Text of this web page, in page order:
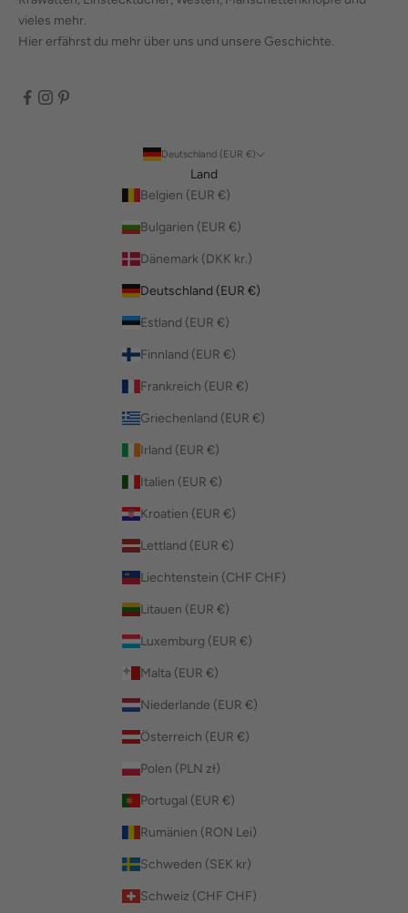
vieles mehr.
Hier erfährst du mehr über uns und unsere Geschichte.
Deutschland (EUR €)
Land
Belgien (EUR €)
Bulgarien (EUR €)
Dänemark (DKK kr.)
Deutschland (EUR €)
Estland (EUR €)
Finnland (EUR €)
Frankreich (EUR €)
Griechenland (EUR €)
Irland (EUR €)
Italien (EUR €)
Kroatien (EUR €)
Lettland (EUR €)
Liechtenstein (CHF CHF)
Litauen (EUR €)
Luxemburg (EUR €)
Malta (EUR €)
Niederlande (EUR €)
Österreich (EUR €)
Polen (PLN zł)
Portugal (EUR €)
Rumänien (RON Lei)
Schweden (SEK kr)
Schweiz (CHF CHF)